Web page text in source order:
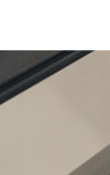
de subir y bajar a
con cinta
Todo se adapta.